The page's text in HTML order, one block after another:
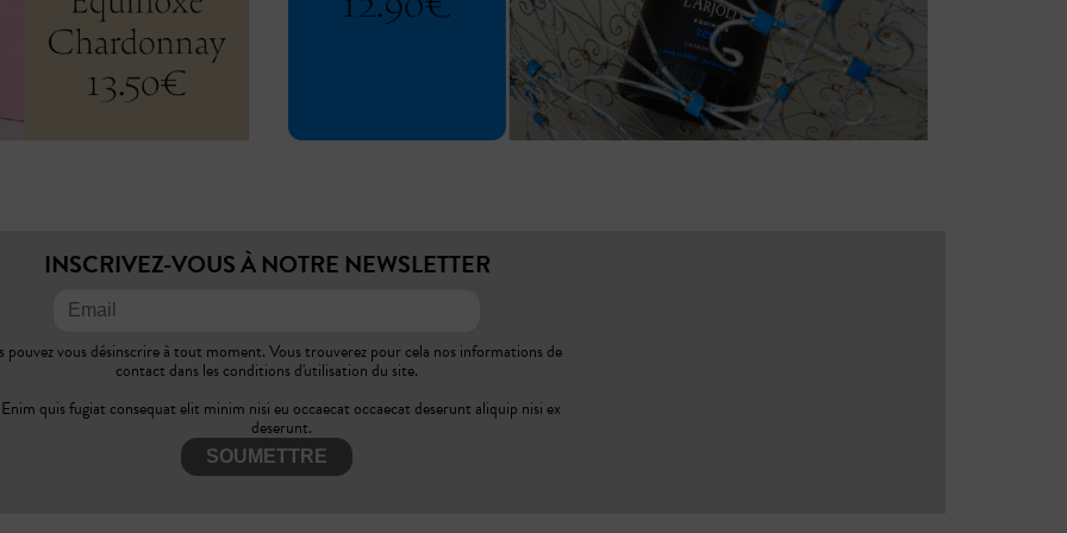
INSCRIVEZ-VOUS À NOTRE NEWSLETTER
pouvez vous désinscrire à tout moment. Vous trouverez pour cela nos informations de
contact dans les conditions d'utilisation du site.
Enim quis fugiat consequat elit minim nisi eu occaecat occaecat deserunt aliquip nisi ex
deserunt.
SOUMETTRE